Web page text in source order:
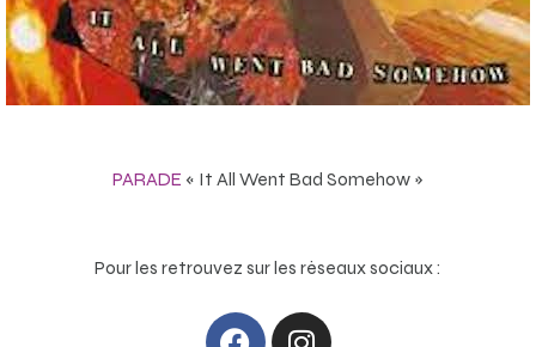
PARADE « It All Went Bad Somehow »
Pour les retrouvez sur les réseaux sociaux :